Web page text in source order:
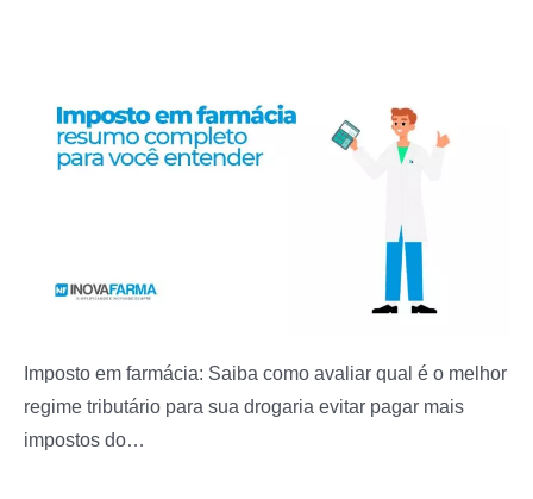
Imposto em farmácia: Saiba como avaliar qual é o melhor
regime tributário para sua drogaria evitar pagar mais
impostos do…